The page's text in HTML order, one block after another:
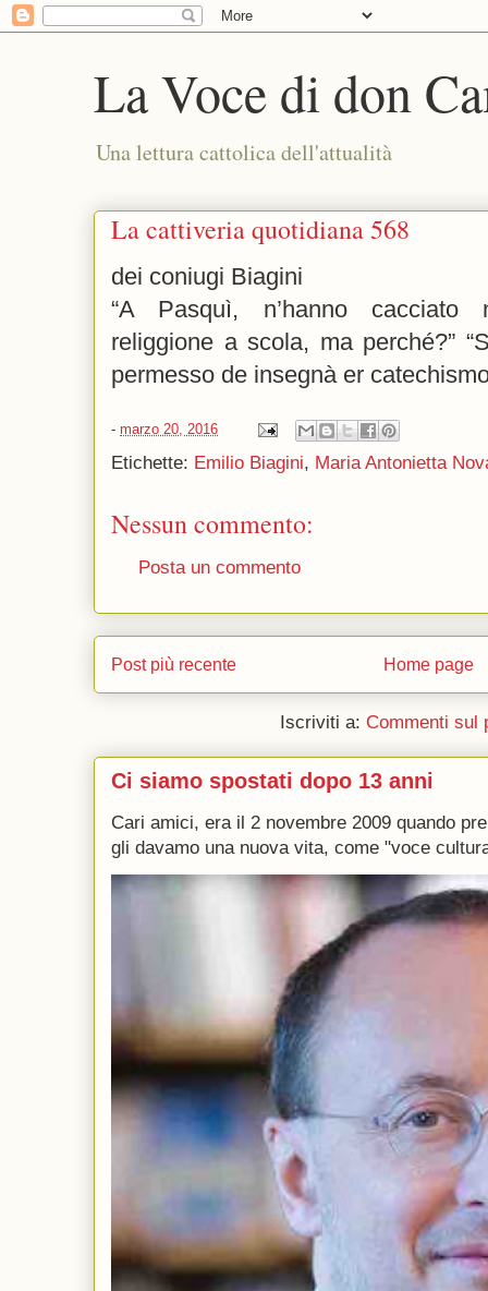
La Voce di don
Una lettura cattolica dell'attualità
La cattiveria quotidiana 568
dei coniugi Biagini
“A Pasquì, n’hanno cacciato
religgione a scola, ma perché?”
permesso de insegnà er
- marzo 20, 2016
Etichette: Emilio Biagini, Maria Antonietta
Nessun commento:
Posta un commento
Post più recente Home page
Iscriviti a: Commenti sul
Ci siamo spostati dopo 13 anni
Cari amici, era il 2 novembre 2009 quando
gli davamo una nuova vita, come "voce